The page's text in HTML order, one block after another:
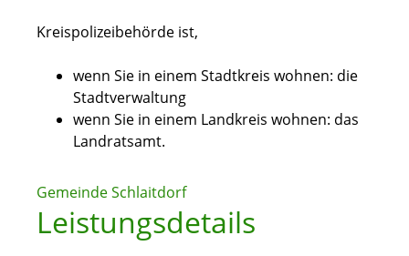
Kreispolizeibehörde ist,
wenn Sie in einem Stadtkreis wohnen: die
Stadtverwaltung
wenn Sie in einem Landkreis wohnen: das
Landratsamt.
Gemeinde Schlaitdorf
Leistungsdetails